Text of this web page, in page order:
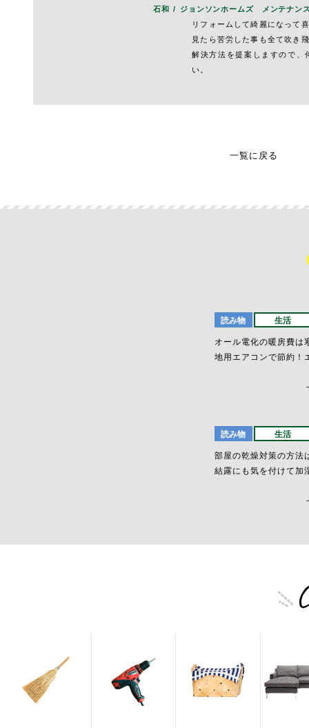
石和
ジョンソンホームズ メンテナン
リフォームして綺麗になって
見たら苦労した事も全て吹き
解決方法を提案しますので、
い。
一覧に戻る
読み物 生活
オール電化の暖房費は
地用エアコンで節約！
読み物 生活
部屋の乾燥対策の方法
結露にも気を付けて加